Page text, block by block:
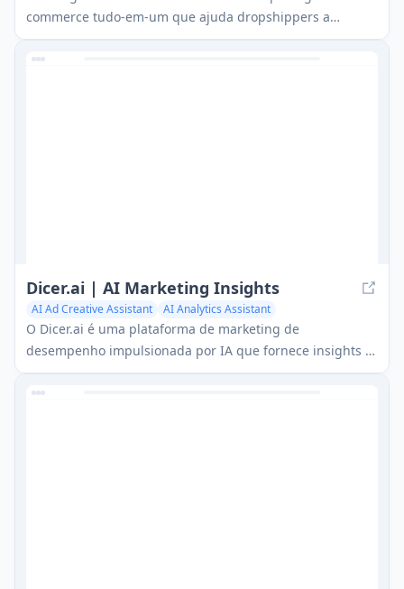
commerce tudo-em-um que ajuda dropshippers a
encontrar produtos vencedores, fornecendo acesso a
anúncios do Facebook e TikTok, rastreamento de vendas,
Dicer.ai | AI Marketing Insights
AI Ad Creative Assistant AI Analytics Assistant
O Dicer.ai é uma plataforma de marketing de
desempenho impulsionada por IA que fornece insights e
recomendações baseadas em dados para otimizar
criativos de anúncios e campanhas para aumentar as